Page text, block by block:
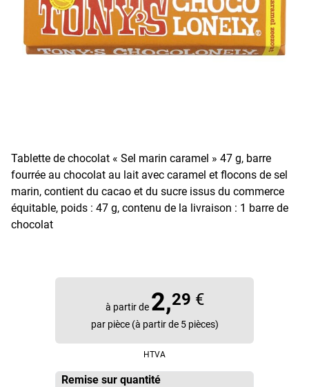
Tablette de chocolat « Sel marin caramel » 47 g, barre
fourrée au chocolat au lait avec caramel et flocons de sel
marin, contient du cacao et du sucre issus du commerce
équitable, poids : 47 g, contenu de la livraison : 1 barre de
chocolat
à partir de 2,29 €
par pièce (à partir de 5 pièces)
HTVA
Remise sur quantité